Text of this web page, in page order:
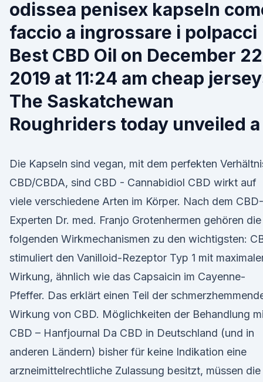
odissea penisex kapseln
faccio a ingrossare i polpacci
Best CBD Oil on December
2019 at 11:24 am cheap
The Saskatchewan
Roughriders today unveiled a
Die Kapseln sind vegan, mit dem perfekten
CBD/CBDA, sind CBD - Cannabidiol CBD wirkt auf
viele verschiedene Arten im Körper. Nach dem CBD-
Experten Dr. med. Franjo Grotenhermen gehören die
folgenden Wirkmechanismen zu den wichtigsten:
stimuliert den Vanilloid-Rezeptor Typ 1 mit
Wirkung, ähnlich wie das Capsaicin im Cayenne-
Pfeffer. Das erklärt einen Teil der
Wirkung von CBD. Möglichkeiten der Behandlung
CBD – Hanfjournal Da CBD in Deutschland (und in
anderen Ländern) bisher für keine Indikation eine
arzneimittelrechtliche Zulassung besitzt, müssen die